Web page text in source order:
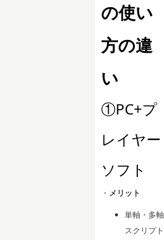
の使い
方の違
い
①PC+プ
レイヤー
ソフト
・ メリット
単軸・多軸
スクリプト